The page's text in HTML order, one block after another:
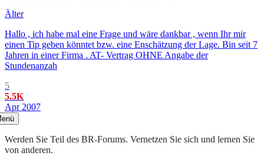
Älter
Hallo , ich habe mal eine Frage und wäre dankbar , wenn Ihr mir
einen Tip geben könntet bzw. eine Enschätzung der Lage. Bin seit 7
Jahren in einer Firma . AT- Vertrag OHNE Angabe der
Stundenanzah
5
5.5K
Apr 2007
Werden Sie Teil des BR-Forums. Vernetzen Sie sich und lernen Sie
von anderen.